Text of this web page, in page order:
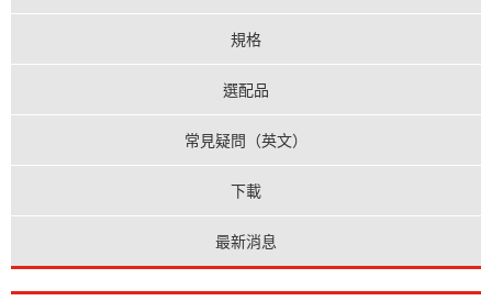
規格
選配品
常見疑問（英文）
下載
最新消息